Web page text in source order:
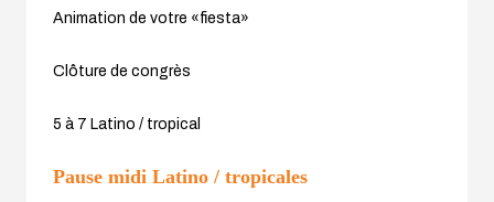
Animation de votre «fiesta»
Clôture de congrès
5 à 7 Latino / tropical
Pause midi Latino / tropicales